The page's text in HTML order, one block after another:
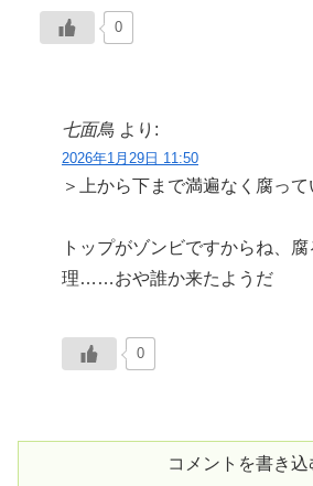
0
七面鳥 より:
2026年1月29日 11:50
＞上から下まで満遍なく腐って
トップがゾンビですからね、
理……おや誰か来たようだ
0
コメントを書き込